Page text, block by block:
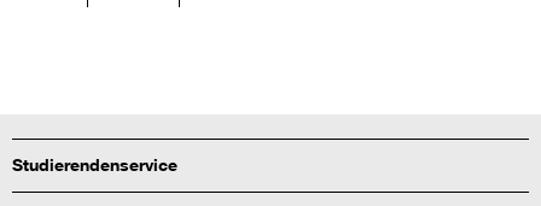
Studierendenservice